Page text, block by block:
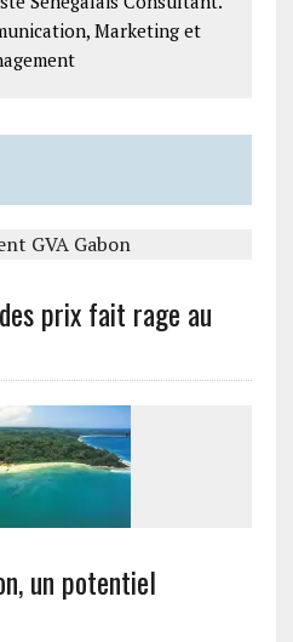
Marketing et
prix fait rage au
un potentiel